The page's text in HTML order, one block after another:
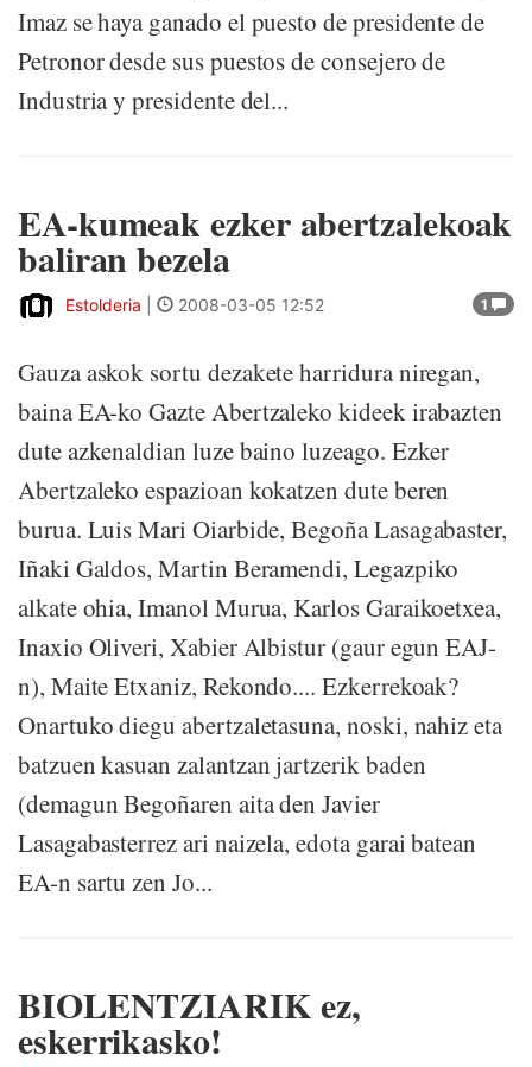
Imaz se haya ganado el puesto de presidente de
Petronor desde sus puestos de consejero de
Industria y presidente del...
EA-kumeak ezker abertzalekoak
baliran bezela
1
Estolderia 2008-03-05 12:52
Gauza askok sortu dezakete harridura niregan,
baina EA-ko Gazte Abertzaleko kideek irabazten
dute azkenaldian luze baino luzeago. Ezker
Abertzaleko espazioan kokatzen dute beren
burua. Luis Mari Oiarbide, Begoña Lasagabaster,
Iñaki Galdos, Martin Beramendi, Legazpiko
alkate ohia, Imanol Murua, Karlos Garaikoetxea,
Inaxio Oliveri, Xabier Albistur (gaur egun EAJ-
n), Maite Etxaniz, Rekondo.... Ezkerrekoak?
Onartuko diegu abertzaletasuna, noski, nahiz eta
batzuen kasuan zalantzan jartzerik baden
(demagun Begoñaren aita den Javier
Lasagabasterrez ari naizela, edota garai batean
EA-n sartu zen Jo...
BIOLENTZIARIK ez,
eskerrikasko!